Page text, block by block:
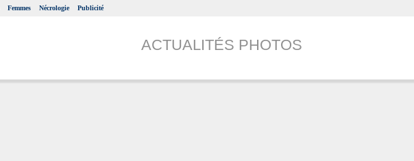
Femmes Nécrologie Publicité
ACTUALITÉS PHOTOS